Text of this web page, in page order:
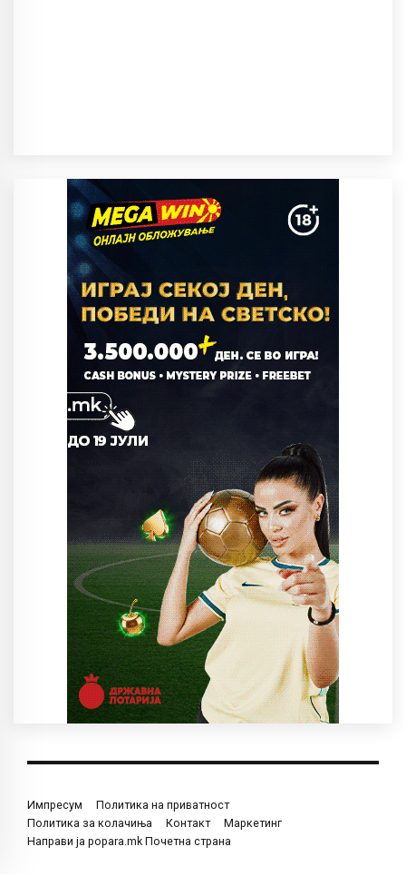
Импресум
Политика на приватност
Политика за колачиња
Контакт
Маркетинг
Направи ја popara.mk Почетна страна